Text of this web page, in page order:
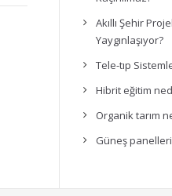
Akıllı Şehir
Yaygınlaşıyor?
Tele-tıp
Hibrit eğitim
Organik tarım
Güneş panelleri